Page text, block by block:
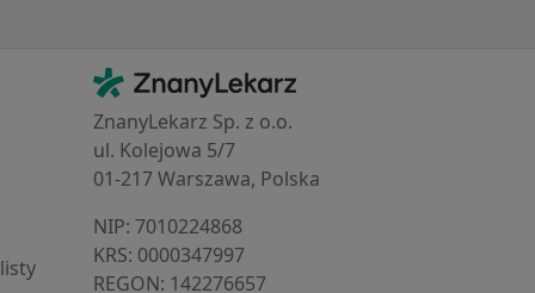
Kontakt
ZnanyLekarz - Strona główna
ZnanyLekarz Sp. z o.o.
ul. Kolejowa 5/7
01-217 Warszawa, Polska
NIP: ⁠7010224868
KRS: ⁠0000347997
REGON: ⁠142276657